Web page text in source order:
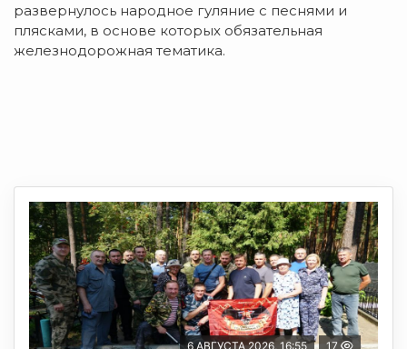
развернулось народное гуляние с песнями и
плясками, в основе которых обязательная
железнодорожная тематика.
6 АВГУСТА 2026, 16:55 17